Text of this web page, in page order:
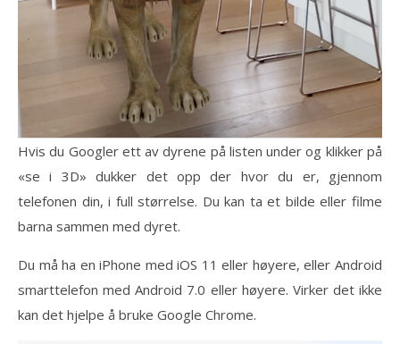
Hvis du Googler ett av dyrene på listen under og klikker på
«se i 3D» dukker det opp der hvor du er, gjennom
telefonen din, i full størrelse. Du kan ta et bilde eller filme
barna sammen med dyret.
Du må ha en iPhone med iOS 11 eller høyere, eller Android
smarttelefon med Android 7.0 eller høyere. Virker det ikke
kan det hjelpe å bruke Google Chrome.